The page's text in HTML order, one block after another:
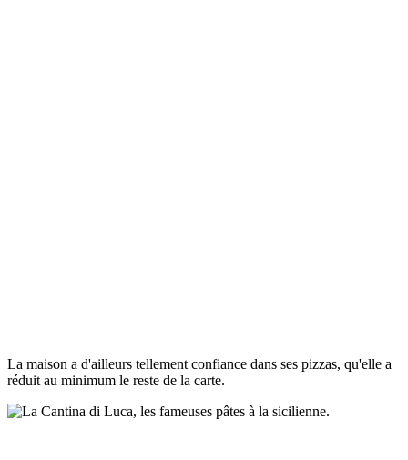
La maison a d'ailleurs tellement confiance dans ses pizzas, qu'elle a
réduit au minimum le reste de la carte.